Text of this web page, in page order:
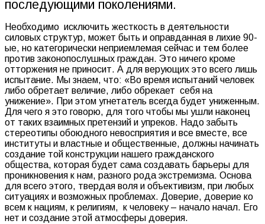
последующими поколениями.
Необходимо исключить жесткость в деятельности
силовых структур, может быть и оправданная в лихие 90-
ые, но категорически неприемлемая сейчас и тем более
против законопослушных граждан. Это ничего кроме
отторжения не приносит. А для верующих это всего лишь
испытание. Мы знаем, что: «Во время испытаний человек
либо обретает величие, либо обрекает себя на
унижение». При этом угнетатель всегда будет униженным.
Для чего я это говорю, для того чтобы мы ушли наконец
от таких взаимных претензий и упреков. Надо забыть
стереотипы обоюдного невосприятия и все вместе, все
институты и властные и общественные, должны начинать
создание той конструкции нашего гражданского
общества, которая будет сама создавать барьеры для
проникновения к нам, разного рода экстремизма. Основа
для всего этого, твердая воля и объективизм, при любых
ситуациях и возможных проблемах. Доверие, доверие ко
всем к нациям, к религиям, к человеку – начало начал. Его
нет и создание этой атмосферы доверия.